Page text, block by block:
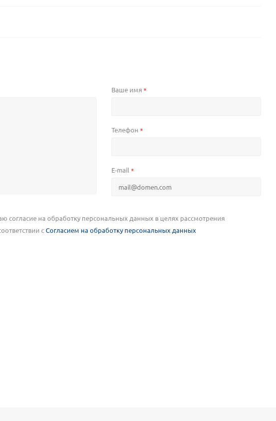
Ваше имя *
Телефон *
E-mail *
согласие на обработку персональных данных в целях рассмотрения
сСогласием на обработку персональных данных